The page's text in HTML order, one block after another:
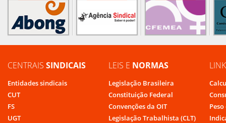
CENTRAIS SINDICAIS
Entidades sindicais
CUT
FS
UGT
LEIS E NORMAS
Legislação Brasileira
Constituição Federal
Convenções da OIT
Legislação Trabalhista (CLT)